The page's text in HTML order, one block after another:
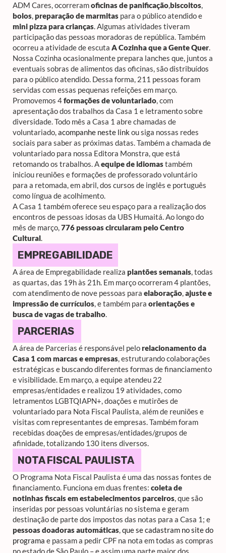
ADM Cares, ocorreramoficinas de panificação,biscoitos,
bolos, preparação de marmitas para o público atendido e
mini pizza para crianças. Algumas atividades tiveram
participação das pessoas moradoras de república. Também
ocorreu a atividade de escuta A Cozinha que a Gente Quer.
Nossa Cozinha ocasionalmente prepara lanches que, juntos a
eventuais sobras de alimentos das oficinas, são distribuídos
para o público atendido. Dessa forma, 211 pessoas foram
servidas com essas pequenas refeições em março.
Promovemos 4formações de voluntariado, com
apresentação dos trabalhos da Casa 1 e letramento sobre
diversidade. Todo mês a Casa 1 abre chamadas de
voluntariado,acompanhe neste link ou siga nossas redes
sociais para saber as próximas datas. Também a chamada de
voluntariado para nossa Editora Monstra, que está
retomando os trabalhos. Aequipe de idiomastambém
iniciou reuniões e formações de professorado voluntário
para a retomada, em abril, dos cursos de inglês e português
como língua de acolhimento.
A Casa 1 também oferece seu espaço para a realização dos
encontros de pessoas idosas da UBS Humaitá. Ao longo do
mês de março,776 pessoas circularam pelo Centro
Cultural.
EMPREGABILIDADE
A área de Empregabilidade realiza plantões semanais, todas
as quartas, das 19h às 21h. Em março ocorreram 4 plantões,
com atendimento de nove pessoas para elaboração,ajuste e
impressão de currículos, e também para orientações e
busca de vagas de trabalho.
PARCERIAS
A área de Parcerias é responsável pelo relacionamento da
Casa 1 com marcas e empresas, estruturando colaborações
estratégicas e buscando diferentes formas de financiamento
e visibilidade. Em março, a equipe atendeu 22
empresas/entidades e realizou 19 atividades, como
letramentos LGBTQIAPN+, doações e mutirões de
voluntariado para Nota Fiscal Paulista, além de reuniões e
visitas com representantes de empresas. Também foram
recebidas doações de empresas/entidades/grupos de
afinidade, totalizando 130 itens diversos.
NOTA FISCAL PAULISTA
O Programa Nota Fiscal Paulista é uma das nossas fontes de
financiamento. Funciona em duas frentes: coleta de
notinhas fiscais em estabelecimentos parceiros, que são
inseridas por pessoas voluntárias no sistema e geram
destinação de parte dos impostos das notas para a Casa 1; e
pessoas doadoras automáticas,que se cadastram no site do
programa e passam a pedir CPF na nota em todas as compras
no estado de São Paulo – e assim uma parte maior dos